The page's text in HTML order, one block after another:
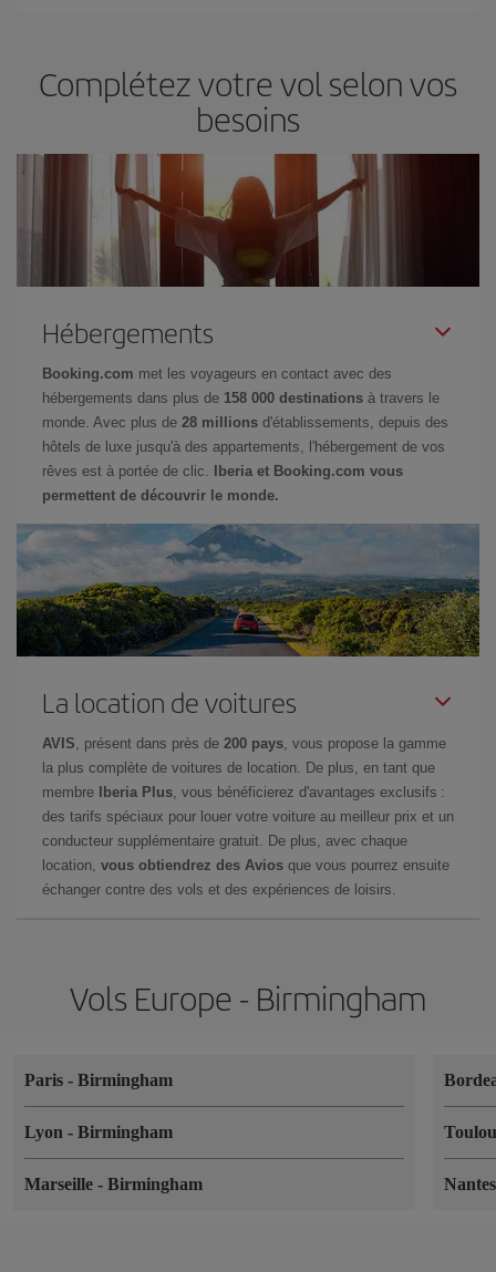
Complétez votre vol selon vos
besoins
Hébergements
Booking.com met les voyageurs en contact avec des
hébergements dans plus de 158 000 destinations à travers le
monde. Avec plus de 28 millions d'établissements, depuis des
hôtels de luxe jusqu'à des appartements, l'hébergement de vos
rêves est à portée de clic.
Iberia et Booking.com vous
permettent de découvrir le monde.
La location de voitures
AVIS , présent dans près de 200 pays , vous propose la gamme
la plus complète de voitures de location. De plus, en tant que
membre
Iberia Plus , vous bénéficierez d'avantages exclusifs :
des tarifs spéciaux pour louer votre voiture au meilleur prix et un
conducteur supplémentaire gratuit. De plus, avec chaque
location, vous obtiendrez des Avios que vous pourrez ensuite
échanger contre des vols et des expériences de loisirs.
Vols Europe - Birmingham
Paris - Birmingham
Lyon - Birmingham
Marseille - Birmingham